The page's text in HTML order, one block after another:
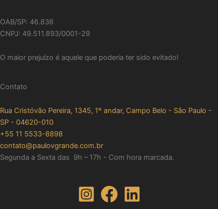
OAB/SP: 46.836
CNPJ: 49.511.893/0001-29
O maior prejuízo é aquele que poderia ter sido evitado!
Contato
Rua Cristóvão Pereira, 1345, 1º andar, Campo Belo - São Paulo -
SP - 04620-010
+55 11 5533-8898
contato@paulovgrande.com.br
Segunda a Sexta das 9h – 17h - Com hora marcada.